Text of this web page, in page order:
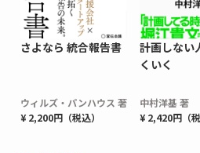
さよなら 統合報告書
ウィルズ・パンハウス 著
¥ 2,200円（税込）
計画しない
くいく
中村洋基 著
¥ 2,420円（税